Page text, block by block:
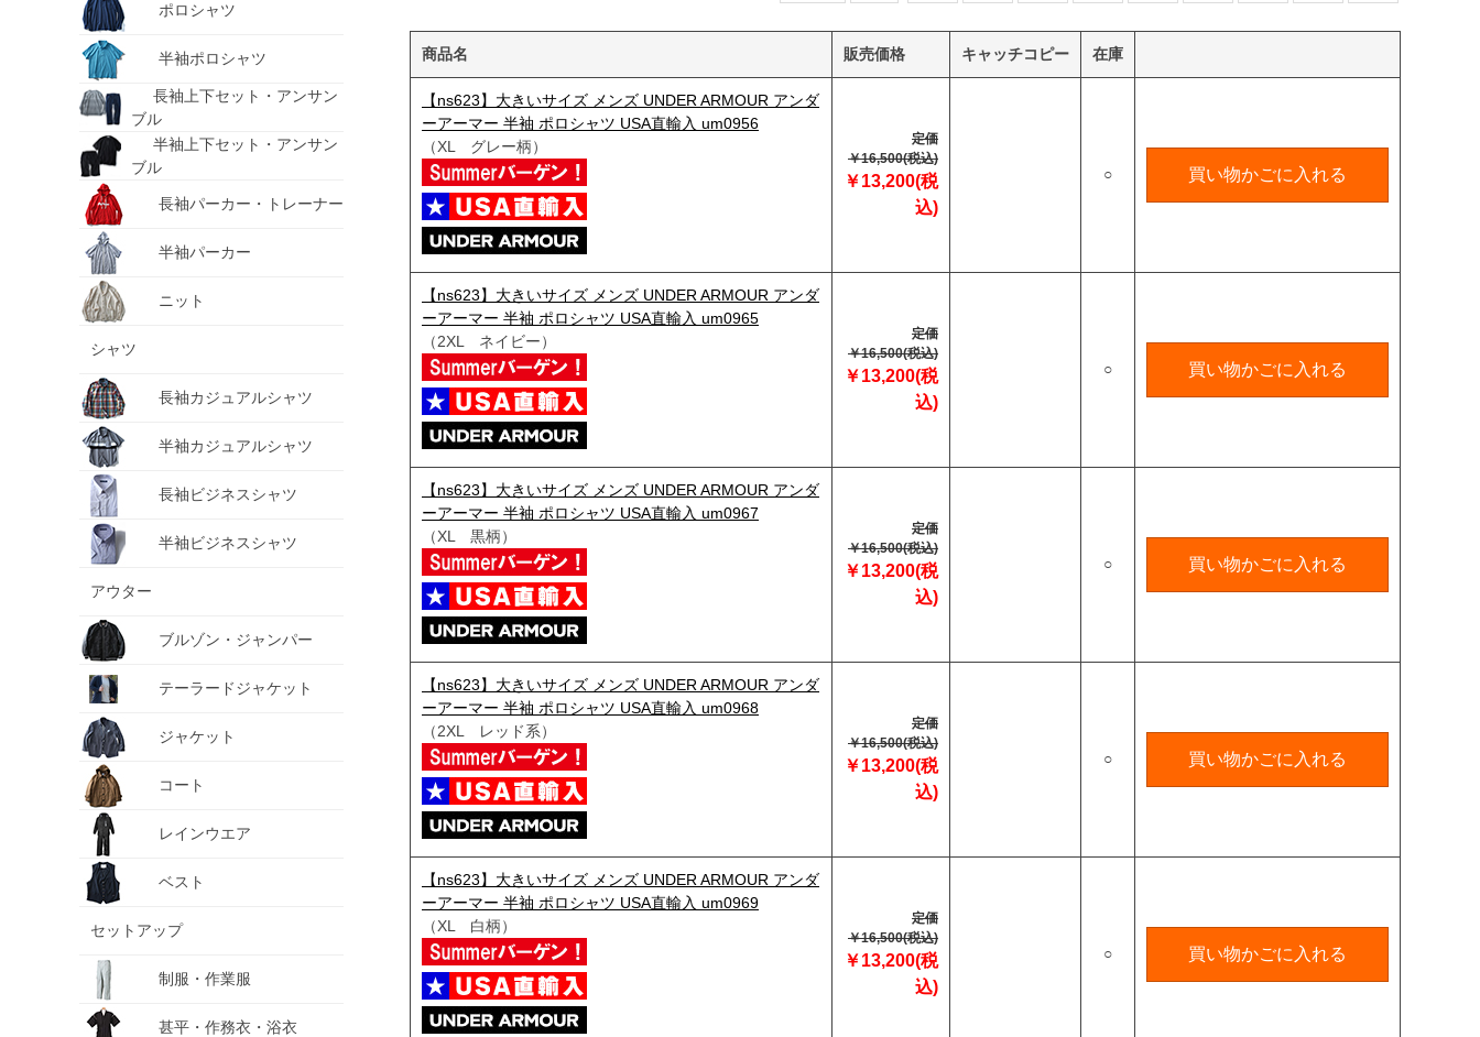
ポロシャツ
半袖ポロシャツ
長袖上下セット・アンサン
ブル
半袖上下セット・アンサン
ブル
長袖パーカー・トレーナー
半袖パーカー
ニット
シャツ
長袖カジュアルシャツ
半袖カジュアルシャツ
長袖ビジネスシャツ
半袖ビジネスシャツ
アウター
ブルゾン・ジャンパー
テーラードジャケット
ジャケット
コート
レインウエア
ベスト
セットアップ
制服・作業服
甚平・作務衣・浴衣
商品名 販売価格 キャッチコピー 在庫
【ns623】大きいサイズ メンズ UNDER ARMOUR アンダ
ーアーマー 半袖 ポロシャツ USA直輸入 um0956
（XL グレー柄）
定価
￥16,500(税込)
￥13,200(税
込)
○ 買い物かごに入れる
【ns623】大きいサイズ メンズ UNDER ARMOUR アンダ
ーアーマー 半袖 ポロシャツ USA直輸入 um0965
（2XL ネイビー）
定価
￥16,500(税込)
￥13,200(税
込)
○ 買い物かごに入れる
【ns623】大きいサイズ メンズ UNDER ARMOUR アンダ
ーアーマー 半袖 ポロシャツ USA直輸入 um0967
（XL 黒柄）
定価
￥16,500(税込)
￥13,200(税
込)
○ 買い物かごに入れる
【ns623】大きいサイズ メンズ UNDER ARMOUR アンダ
ーアーマー 半袖 ポロシャツ USA直輸入 um0968
（2XL レッド系）
定価
￥16,500(税込)
￥13,200(税
込)
○ 買い物かごに入れる
【ns623】大きいサイズ メンズ UNDER ARMOUR アンダ
ーアーマー 半袖 ポロシャツ USA直輸入 um0969
（XL 白柄）
定価
￥16,500(税込)
￥13,200(税
込)
○ 買い物かごに入れる